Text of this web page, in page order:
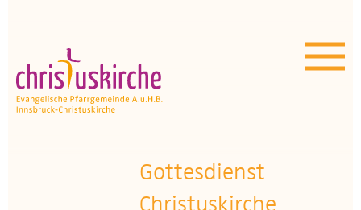
Unser Angebot
OEZ
Gottesdienst
Christuskirche